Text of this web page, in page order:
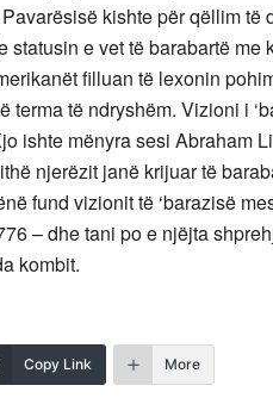
kishte për qëllim të
e vet të barabartë me
filluan të lexonin
terma të ndryshëm. Vizioni i
ishte mënyra sesi Abraham
njerëzit janë krijuar të
fund vizionit të ‘barazisë
– dhe tani po e njëjta
kombit.
Copy Link More